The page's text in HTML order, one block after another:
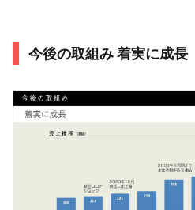
今後の取組み 着実に成長